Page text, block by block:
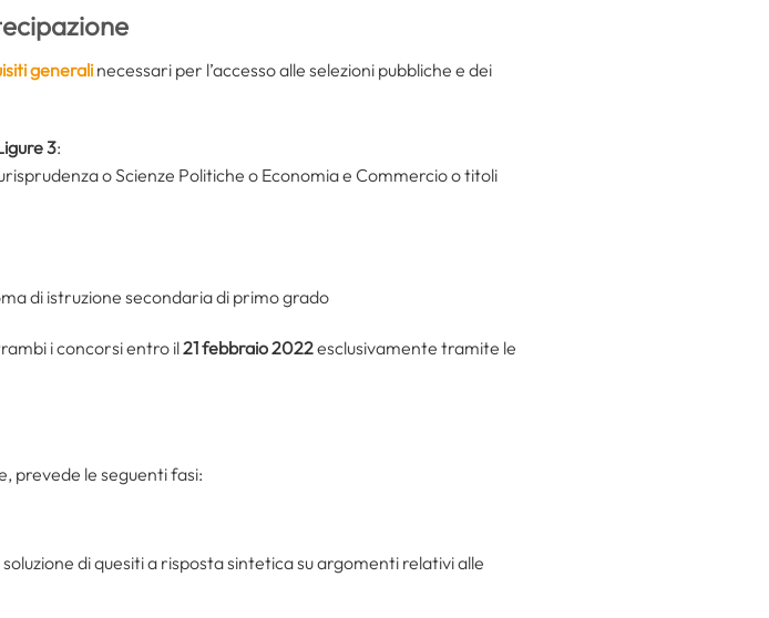
generalinecessari per l’accesso alle selezioni pubbliche e dei
3:
o Scienze Politiche o Economia e Commercio o titoli
di istruzione secondaria di primo grado
i concorsi entro il21 febbraio 2022esclusivamente tramite le
prevede le seguenti fasi:
di quesiti a risposta sintetica su argomenti relativi alle